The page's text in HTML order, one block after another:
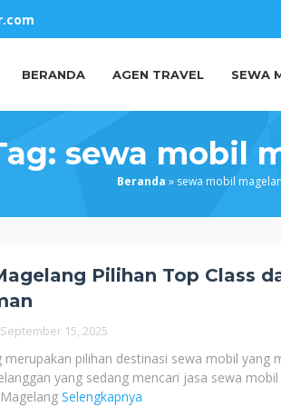
BERANDA AGEN TRAVEL SEWA
sewa mobil
Beranda » sewa mobil
Pilihan Top Class
September 15, 2025
pilihan destinasi sewa mobil yang
yang sedang mencari jasa sewa
Selengkapnya